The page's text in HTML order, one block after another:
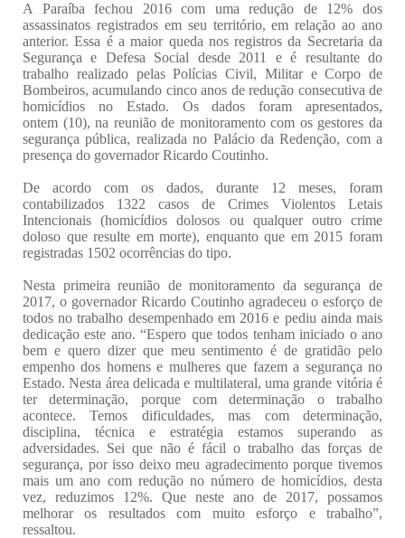
A Paraíba fechou 2016 com uma redução de 12% dos
assassinatos registrados em seu território, em relação ao ano
anterior. Essa é a maior queda nos registros da Secretaria da
Segurança e Defesa Social desde 2011 e é resultante do
trabalho realizado pelas Polícias Civil, Militar e Corpo de
Bombeiros, acumulando cinco anos de redução consecutiva de
homicídios no Estado. Os dados foram apresentados,
ontem (10), na reunião de monitoramento com os gestores da
segurança pública, realizada no Palácio da Redenção, com a
presença do governador Ricardo Coutinho.
De acordo com os dados, durante 12 meses, foram
contabilizados 1322 casos de Crimes Violentos Letais
Intencionais (homicídios dolosos ou qualquer outro crime
doloso que resulte em morte), enquanto que em 2015 foram
registradas 1502 ocorrências do tipo.
Nesta primeira reunião de monitoramento da segurança de
2017, o governador Ricardo Coutinho agradeceu o esforço de
todos no trabalho desempenhado em 2016 e pediu ainda mais
dedicação este ano. “Espero que todos tenham iniciado o ano
bem e quero dizer que meu sentimento é de gratidão pelo
empenho dos homens e mulheres que fazem a segurança no
Estado. Nesta área delicada e multilateral, uma grande vitória é
ter determinação, porque com determinação o trabalho
acontece. Temos dificuldades, mas com determinação,
disciplina, técnica e estratégia estamos superando as
adversidades. Sei que não é fácil o trabalho das forças de
segurança, por isso deixo meu agradecimento porque tivemos
mais um ano com redução no número de homicídios, desta
vez, reduzimos 12%. Que neste ano de 2017, possamos
melhorar os resultados com muito esforço e trabalho”,
ressaltou.